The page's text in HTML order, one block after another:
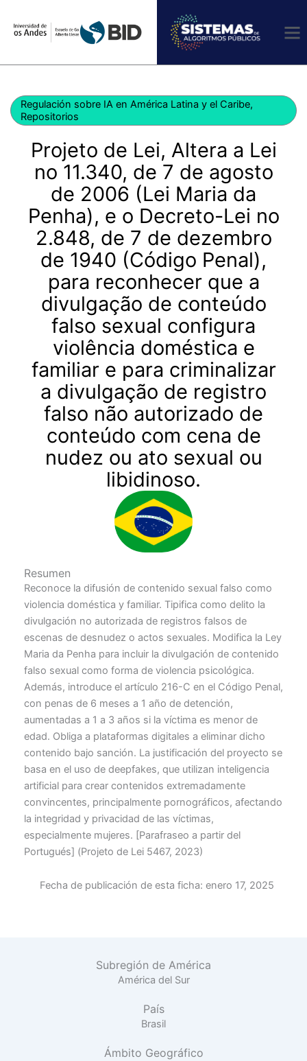
Regulación sobre IA en América Latina y el Caribe,
Repositorios
Projeto de Lei, Altera a Lei
no 11.340, de 7 de agosto
de 2006 (Lei Maria da
Penha), e o Decreto-Lei no
2.848, de 7 de dezembro
de 1940 (Código Penal),
para reconhecer que a
divulgação de conteúdo
falso sexual configura
violência doméstica e
familiar e para criminalizar
a divulgação de registro
falso não autorizado de
conteúdo com cena de
nudez ou ato sexual ou
libidinoso.
Resumen
Reconoce la difusión de contenido sexual falso como
violencia doméstica y familiar. Tipifica como delito la
divulgación no autorizada de registros falsos de
escenas de desnudez o actos sexuales. Modifica la Ley
Maria da Penha para incluir la divulgación de contenido
falso sexual como forma de violencia psicológica.
Además, introduce el artículo 216-C en el Código Penal,
con penas de 6 meses a 1 año de detención,
aumentadas a 1 a 3 años si la víctima es menor de
edad. Obliga a plataformas digitales a eliminar dicho
contenido bajo sanción. La justificación del proyecto se
basa en el uso de deepfakes, que utilizan inteligencia
artificial para crear contenidos extremadamente
convincentes, principalmente pornográficos, afectando
la integridad y privacidad de las víctimas,
especialmente mujeres. [Parafraseo a partir del
Portugués] (Projeto de Lei 5467, 2023)
Fecha de publicación de esta ficha: enero 17, 2025
Subregión de América
América del Sur
País
Brasil
Ámbito Geográfico